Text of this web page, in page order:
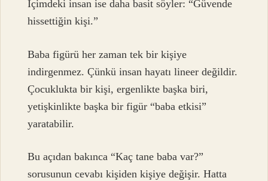
İçimdeki insan ise daha basit söyler: “Güvende
hissettiğin kişi.”
Baba figürü her zaman tek bir kişiye
indirgenmez. Çünkü insan hayatı lineer değildir.
Çocuklukta bir kişi, ergenlikte başka biri,
yetişkinlikte başka bir figür “baba etkisi”
yaratabilir.
Bu açıdan bakınca “Kaç tane baba var?”
sorusunun cevabı kişiden kişiye değişir. Hatta